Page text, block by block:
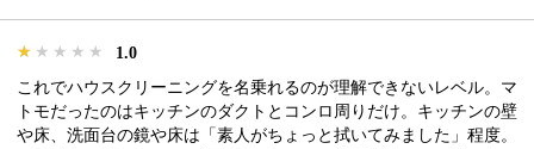
★★★★★
★★★★★
★★★★★
1.0
これでハウスクリーニングを名乗れるのが理解できないレベル。マ
トモだったのはキッチンのダクトとコンロ周りだけ。キッチンの壁
や床、洗面台の鏡や床は「素人がちょっと拭いてみました」程度。